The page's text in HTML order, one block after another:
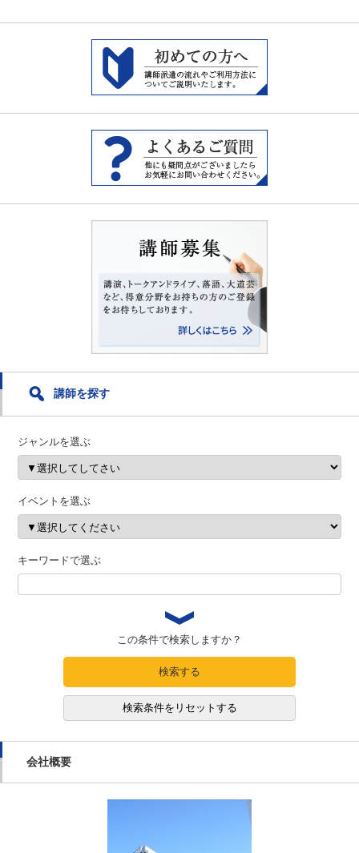
講師を探す
ジャンルを選ぶ
イベントを選ぶ
キーワードで選ぶ
この条件で検索しますか？
検索する
検索条件をリセットする
会社概要